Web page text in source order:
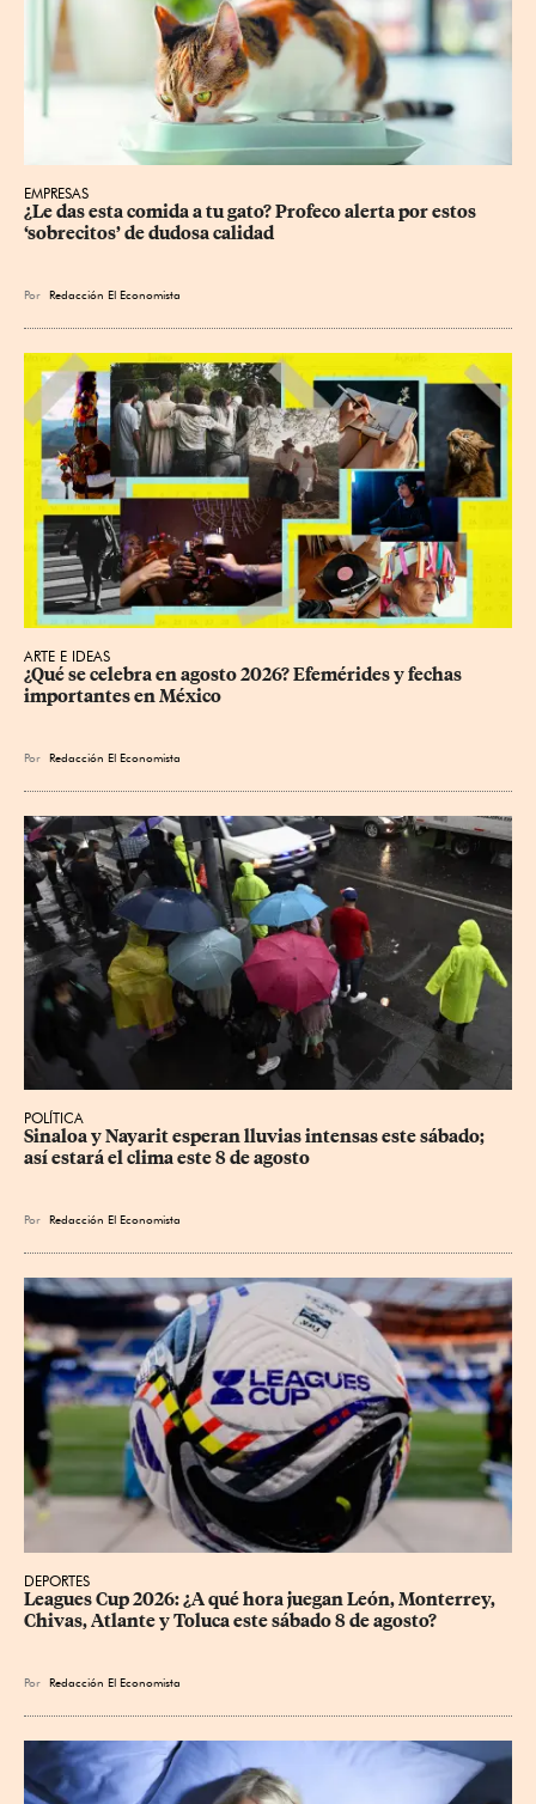
EMPRESAS
¿Le das esta comida a tu gato? Profeco alerta por estos
‘sobrecitos’ de dudosa calidad
Por Redacción El Economista
ARTE E IDEAS
¿Qué se celebra en agosto 2026? Efemérides y fechas
importantes en México
Por Redacción El Economista
POLÍTICA
Sinaloa y Nayarit esperan lluvias intensas este sábado;
así estará el clima este 8 de agosto
Por Redacción El Economista
DEPORTES
Leagues Cup 2026: ¿A qué hora juegan León, Monterrey,
Chivas, Atlante y Toluca este sábado 8 de agosto?
Por Redacción El Economista